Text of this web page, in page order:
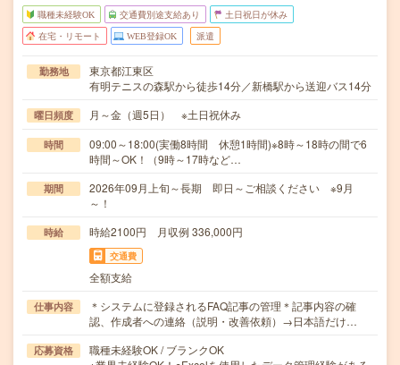
職種未経験OK 交通費別途支給あり 土日祝日が休み
在宅・リモート WEB登録OK 派遣
勤務地
東京都江東区
有明テニスの森駅から徒歩14分／新橋駅から送迎バス14分
曜日頻度 月～金（週5日） ※土日祝休み
時間
09:00～18:00(実働8時間 休憩1時間)※8時～18時の間で6
時間～OK！（9時～17時など…
期間
2026年09月上旬～長期 即日～ご相談ください ※9月
～！
時給 時給2100円 月収例 336,000円
交通費
全額支給
仕事内容
＊システムに登録されるFAQ記事の管理＊記事内容の確
認、作成者への連絡（説明・改善依頼）→日本語だけ…
応募資格
職種未経験OK / ブランクOK